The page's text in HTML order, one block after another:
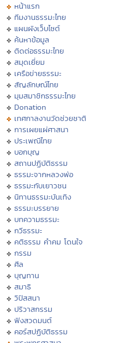
หน้าแรก
ทีมงานธรรมะไทย
แผนผังเว็บไซต์
ค้นหาข้อมูล
ติดต่อธรรมะไทย
สมุดเยี่ยม
เครือข่ายธรรมะ
สัญลักษณ์ไทย
มุมสมาชิกธรรมะไทย
Donation
เทศกาลงานวัดช่วยชาติ
การเผยแผ่ศาสนา
ประเพณีไทย
บอกบุญ
สถานปฏิบัติธรรม
ธรรมะจากหลวงพ่อ
ธรรมะกับเยาวชน
นิทานธรรมะบันเทิง
ธรรมะบรรยาย
บทความธรรมะ
กวีธรรมะ
คติธรรม คำคม โดนใจ
กรรม
ศีล
บุญทาน
สมาธิ
วิปัสสนา
ปริวาสกรรม
ฟังสวดมนต์
คอร์สปฏิบัติธรรม